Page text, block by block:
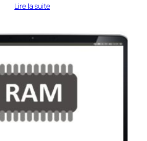
Lire la suite